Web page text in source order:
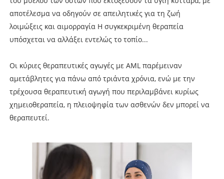
αποτέλεσμα να οδηγούν σε απειλητικές για τη ζωή
λοιμώξεις και αιμορραγία Η συγκεκριμένη θεραπεία
υπόσχεται να αλλάξει εντελώς το τοπίο...
Οι κύριες θεραπευτικές αγωγές με AML παρέμειναν
αμετάβλητες για πάνω από τριάντα χρόνια, ενώ με την
τρέχουσα θεραπευτική αγωγή που περιλαμβάνει κυρίως
χημειοθεραπεία, η πλειοψηφία των ασθενών δεν μπορεί να
θεραπευτεί.